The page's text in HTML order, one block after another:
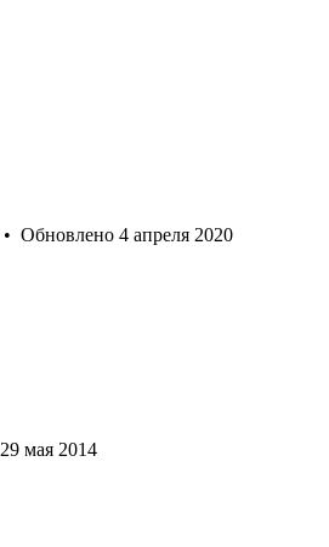
• Обновлено 4 апреля 2020
29 мая 2014